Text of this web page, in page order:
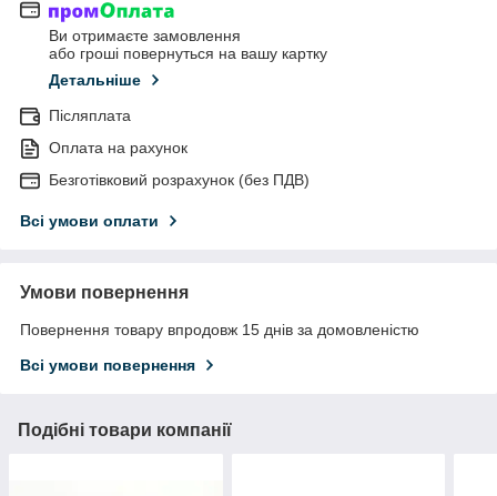
Ви отримаєте замовлення
або гроші повернуться на вашу картку
Детальніше
Післяплата
Оплата на рахунок
Безготівковий розрахунок (без ПДВ)
Всі умови оплати
Умови повернення
Повернення товару впродовж 15 днів за домовленістю
Всі умови повернення
Подібні товари компанії